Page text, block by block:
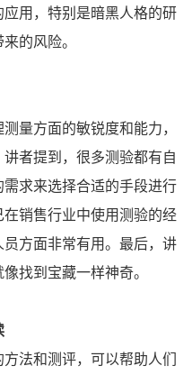
用，特别是暗黑人格的研
的风险。
量方面的敏锐度和能力，
者提到，很多测验都有自
求来选择合适的手段进行
销售行业中使用测验的经
方面非常有用。最后，讲
找到宝藏一样神奇。
法和测评，可以帮助人们